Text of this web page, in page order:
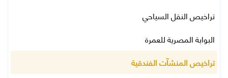
تراخيص النقل السياحي
البوابة المصرية للعمرة
تراخيص المنشآت الفندقية